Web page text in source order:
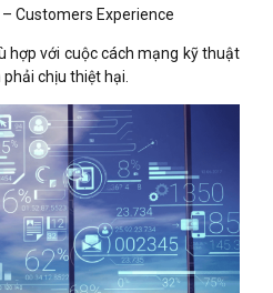
Customers Experience
hợp với cuộc cách mạng kỹ thuật
chịu thiệt hại.